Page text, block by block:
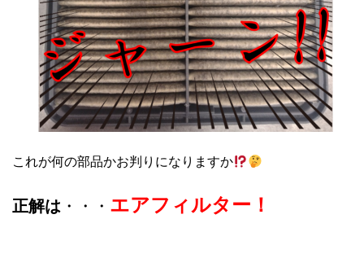
これが何の部品かお判りになりますか
正解は ・・・ エアフィルター！